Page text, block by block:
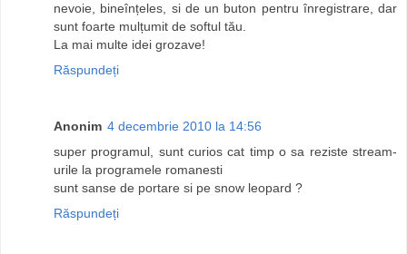
nevoie, bineînțeles, si de un buton pentru înregistrare, dar
sunt foarte mulțumit de softul tău.
La mai multe idei grozave!
Răspundeți
Anonim 4 decembrie 2010 la 14:56
super programul, sunt curios cat timp o sa reziste stream-
urile la programele romanesti
sunt sanse de portare si pe snow leopard ?
Răspundeți